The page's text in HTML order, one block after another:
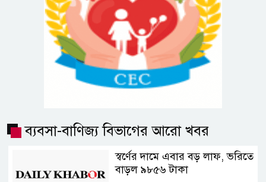
ব্যবসা-বাণিজ্য বিভাগের আরো খবর
স্বর্ণের দামে এবার বড় লাফ, ভরিতে
বাড়ল ৯৮৫৬ টাকা